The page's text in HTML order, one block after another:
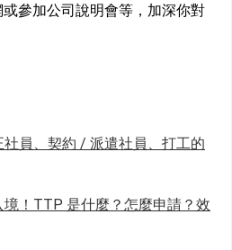
參加公司說明會等，加深你對
員、契約 / 派遣社員、打工的
！TTP 是什麼？怎麼申請？效